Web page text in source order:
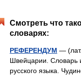
Смотреть что
словарях:
РЕФЕРЕНДУМ —
Швейцарии. Словарь
русского языка.